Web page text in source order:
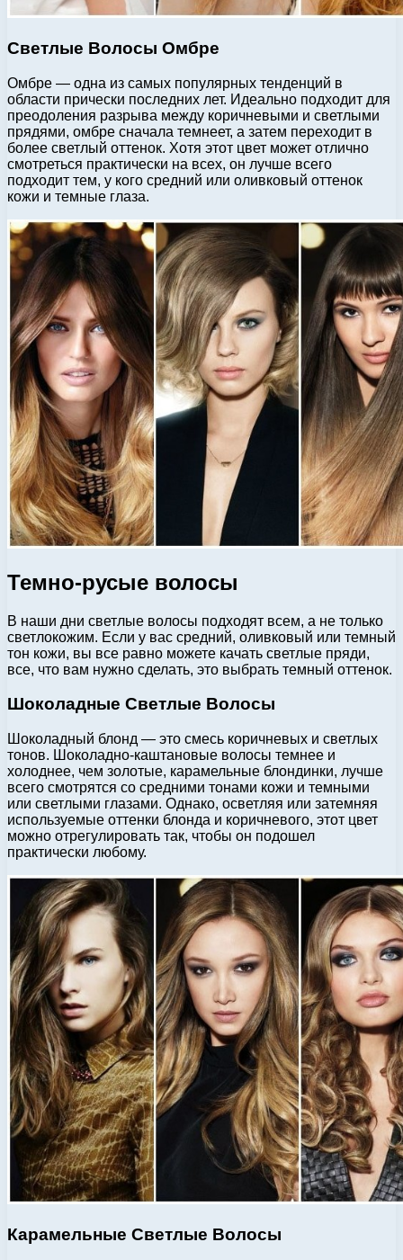
Светлые Волосы Омбре
Омбре — одна из самых популярных тенденций в
области прически последних лет. Идеально подходит для
преодоления разрыва между коричневыми и светлыми
прядями, омбре сначала темнеет, а затем переходит в
более светлый оттенок. Хотя этот цвет может отлично
смотреться практически на всех, он лучше всего
подходит тем, у кого средний или оливковый оттенок
кожи и темные глаза.
Темно-русые волосы
В наши дни светлые волосы подходят всем, а не только
светлокожим. Если у вас средний, оливковый или темный
тон кожи, вы все равно можете качать светлые пряди,
все, что вам нужно сделать, это выбрать темный оттенок.
Шоколадные Светлые Волосы
Шоколадный блонд — это смесь коричневых и светлых
тонов. Шоколадно-каштановые волосы темнее и
холоднее, чем золотые, карамельные блондинки, лучше
всего смотрятся со средними тонами кожи и темными
или светлыми глазами. Однако, осветляя или затемняя
используемые оттенки блонда и коричневого, этот цвет
можно отрегулировать так, чтобы он подошел
практически любому.
Карамельные Светлые Волосы